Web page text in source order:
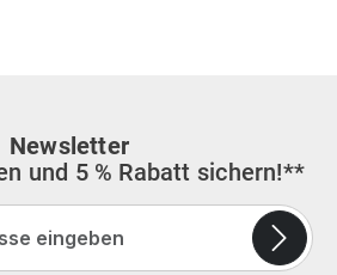
Newsletter
und 5 % Rabatt sichern!**